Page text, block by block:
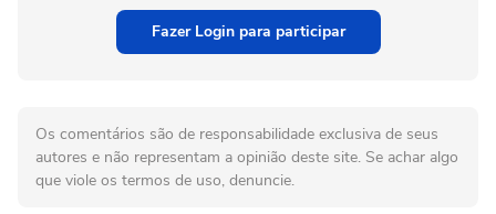
Fazer Login para participar
Os comentários são de responsabilidade exclusiva de seus
autores e não representam a opinião deste site. Se achar algo
que viole os termos de uso, denuncie.